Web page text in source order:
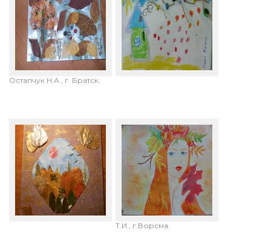
Гурченко Каролина, 3
года. "Осенняя прогулка
ежика". Воспитатель:
Остапчук Н.А., г. Братск.
Мисник Павел,5 лет,
"Птицы улетают на Юг".
ГБДОУ № 14, г. СПб.
Дмитрий Калинников, 7
лет (совместное с
родителями творчество).
Тарасова Алена, 13 лет.
"Леди Осень".
Руководитель: Кузнецова
Т.И., г.Ворсма.